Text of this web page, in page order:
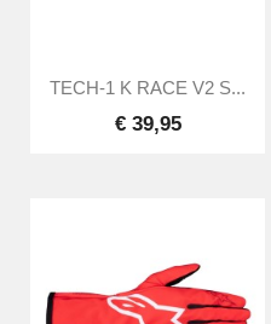
TECH-1 K RACE V2 S...
€ 39,95